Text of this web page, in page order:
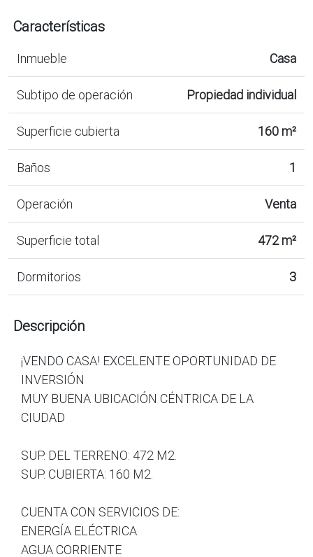
Características
Inmueble Casa
Subtipo de operación Propiedad individual
Superficie cubierta 160 m²
Baños 1
Operación Venta
Superficie total 472 m²
Dormitorios 3
Descripción
¡VENDO CASA! EXCELENTE OPORTUNIDAD DE
INVERSIÓN
MUY BUENA UBICACIÓN CÉNTRICA DE LA
CIUDAD
SUP. DEL TERRENO: 472 M2.
SUP. CUBIERTA: 160 M2.
CUENTA CON SERVICIOS DE:
ENERGÍA ELÉCTRICA
AGUA CORRIENTE